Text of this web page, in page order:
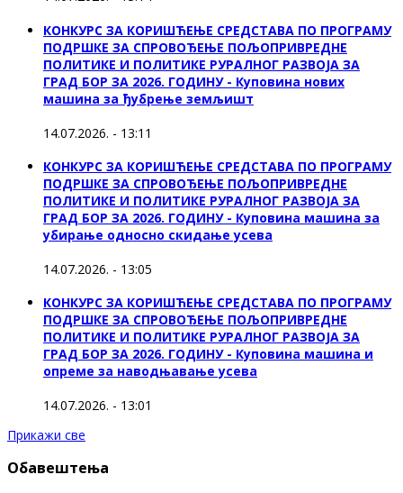
КОНКУРС ЗА КОРИШЋЕЊЕ СРЕДСТАВА ПО ПРОГРАМУ
ПОДРШКЕ ЗА СПРОВОЂЕЊЕ ПОЉОПРИВРЕДНЕ
ПОЛИТИКЕ И ПОЛИТИКЕ РУРАЛНОГ РАЗВОЈА ЗА
ГРАД БОР ЗА 2026. ГОДИНУ - Куповина нових
машина за ђубрење земљишт
14.07.2026. - 13:11
КОНКУРС ЗА КОРИШЋЕЊЕ СРЕДСТАВА ПО ПРОГРАМУ
ПОДРШКЕ ЗА СПРОВОЂЕЊЕ ПОЉОПРИВРЕДНЕ
ПОЛИТИКЕ И ПОЛИТИКЕ РУРАЛНОГ РАЗВОЈА ЗА
ГРАД БОР ЗА 2026. ГОДИНУ - Куповинa машина за
убирање односно скидање усева
14.07.2026. - 13:05
КОНКУРС ЗА КОРИШЋЕЊЕ СРЕДСТАВА ПО ПРОГРАМУ
ПОДРШКЕ ЗА СПРОВОЂЕЊЕ ПОЉОПРИВРЕДНЕ
ПОЛИТИКЕ И ПОЛИТИКЕ РУРАЛНОГ РАЗВОЈА ЗА
ГРАД БОР ЗА 2026. ГОДИНУ - Куповина машина и
опреме за наводњавање усева
14.07.2026. - 13:01
Прикажи све
Обавештења